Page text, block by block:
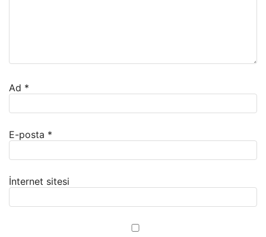
Ad *
E-posta *
İnternet sitesi